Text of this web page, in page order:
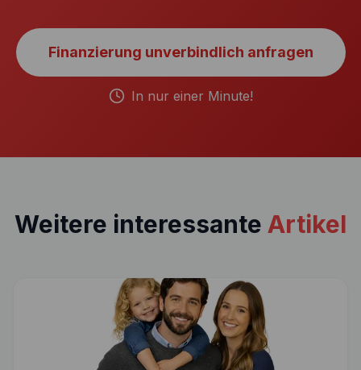
Finanzierung unverbindlich anfragen
In nur einer Minute!
Weitere interessante Artikel